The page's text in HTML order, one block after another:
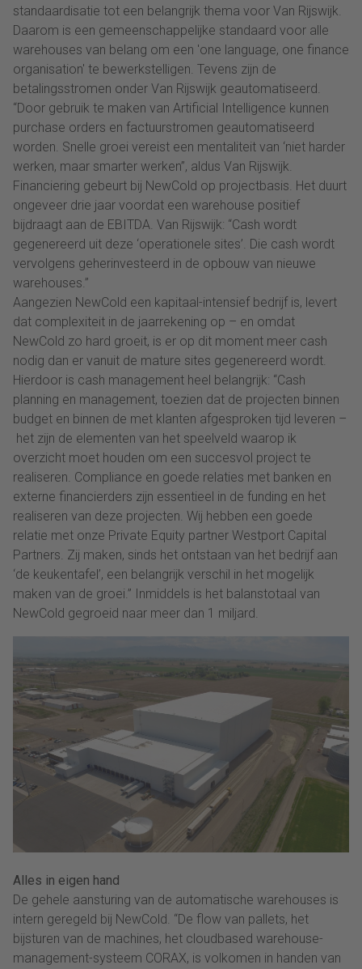
standaardisatie tot een belangrijk thema voor Van Rijswijk.
Daarom is een gemeenschappelijke standaard voor alle
warehouses van belang om een 'one language, one finance
organisation' te bewerkstelligen. Tevens zijn de
betalingsstromen onder Van Rijswijk geautomatiseerd.
“Door gebruik te maken van Artificial Intelligence kunnen
purchase orders en factuurstromen geautomatiseerd
worden. Snelle groei vereist een mentaliteit van ‘niet harder
werken, maar smarter werken”, aldus Van Rijswijk.
Financiering gebeurt bij NewCold op projectbasis. Het duurt
ongeveer drie jaar voordat een warehouse positief
bijdraagt aan de EBITDA. Van Rijswijk: “Cash wordt
gegenereerd uit deze ‘operationele sites’. Die cash wordt
vervolgens geherinvesteerd in de opbouw van nieuwe
warehouses.”
Aangezien NewCold een kapitaal-intensief bedrijf is, levert
dat complexiteit in de jaarrekening op – en omdat
NewCold zo hard groeit, is er op dit moment meer cash
nodig dan er vanuit de mature sites gegenereerd wordt.
Hierdoor is cash management heel belangrijk: “Cash
planning en management, toezien dat de projecten binnen
budget en binnen de met klanten afgesproken tijd leveren –
het zijn de elementen van het speelveld waarop ik
overzicht moet houden om een succesvol project te
realiseren. Compliance en goede relaties met banken en
externe financierders zijn essentieel in de funding en het
realiseren van deze projecten. Wij hebben een goede
relatie met onze Private Equity partner Westport Capital
Partners. Zij maken, sinds het ontstaan van het bedrijf aan
‘de keukentafel’, een belangrijk verschil in het mogelijk
maken van de groei.” Inmiddels is het balanstotaal van
NewCold gegroeid naar meer dan 1 miljard.
Alles in eigen hand
De gehele aansturing van de automatische warehouses is
intern geregeld bij NewCold. “De flow van pallets, het
bijsturen van de machines, het cloudbased warehouse-
management-systeem CORAX, is volkomen in handen van